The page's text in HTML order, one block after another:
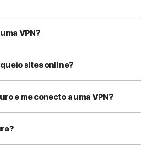
VPN?
sites online?
e me conecto a uma VPN?